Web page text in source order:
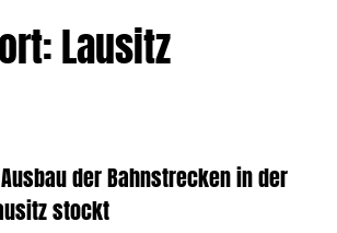
Themen
Clubsterben stoppen
Lausitz
der Bahnstrecken in der
stockt